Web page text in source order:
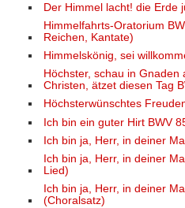
Der Himmel lacht! die Erde
Himmelfahrts-Oratorium
Reichen, Kantate)
Himmelskönig, sei
Höchster, schau in
Christen, ätzet diesen Tag
Höchsterwünschtes
Ich bin ein guter Hirt BWV
Ich bin ja, Herr, in deiner
Ich bin ja, Herr, in deiner
Lied)
Ich bin ja, Herr, in deiner
(Choralsatz)